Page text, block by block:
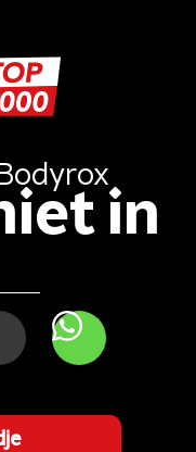
Bodyrox
in
WHATSAPP